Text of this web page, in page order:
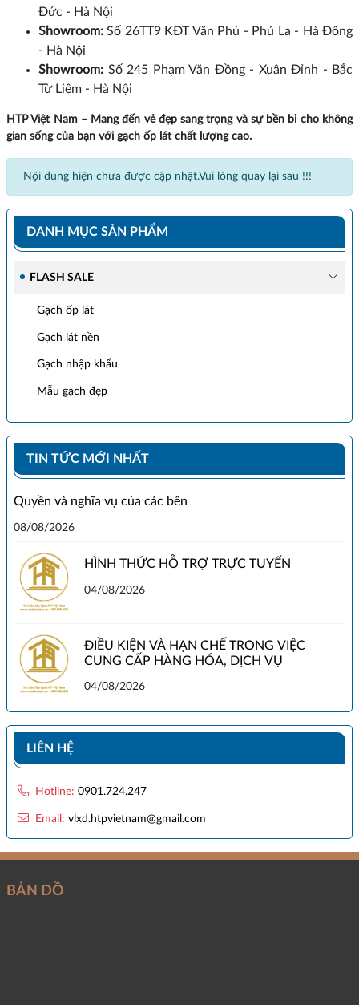
Đức - Hà Nội
Showroom: Số 26TT9 KĐT Văn Phú - Phú La - Hà Đông
- Hà Nội
Showroom: Số 245 Phạm Văn Đồng - Xuân Đỉnh - Bắc
Từ Liêm - Hà Nội
HTP Việt Nam – Mang đến vẻ đẹp sang trọng và sự bền bỉ cho không
gian sống của bạn với gạch ốp lát chất lượng cao.
Nội dung hiện chưa được cập nhật.Vui lòng quay lại sau !!!
DANH MỤC SẢN PHẨM
FLASH SALE
Gạch ốp lát
Gạch lát nền
Gạch nhập khẩu
Mẫu gạch đẹp
TIN TỨC MỚI NHẤT
Quyền và nghĩa vụ của các bên
08/08/2026
HÌNH THỨC HỖ TRỢ TRỰC TUYẾN
04/08/2026
ĐIỀU KIỆN VÀ HẠN CHẾ TRONG VIỆC
CUNG CẤP HÀNG HÓA, DỊCH VỤ
04/08/2026
LIÊN HỆ
Hotline: 0901.724.247
Email: vlxd.htpvietnam@gmail.com
BẢN ĐỒ